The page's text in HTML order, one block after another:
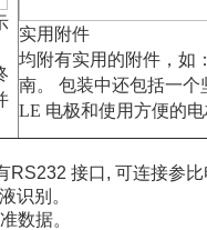
实用附件
均附有实用的附件，如
南。 包装中还包括一个
LE 电极和使用方便的电
接口, 可连接参比
识别。
数据。